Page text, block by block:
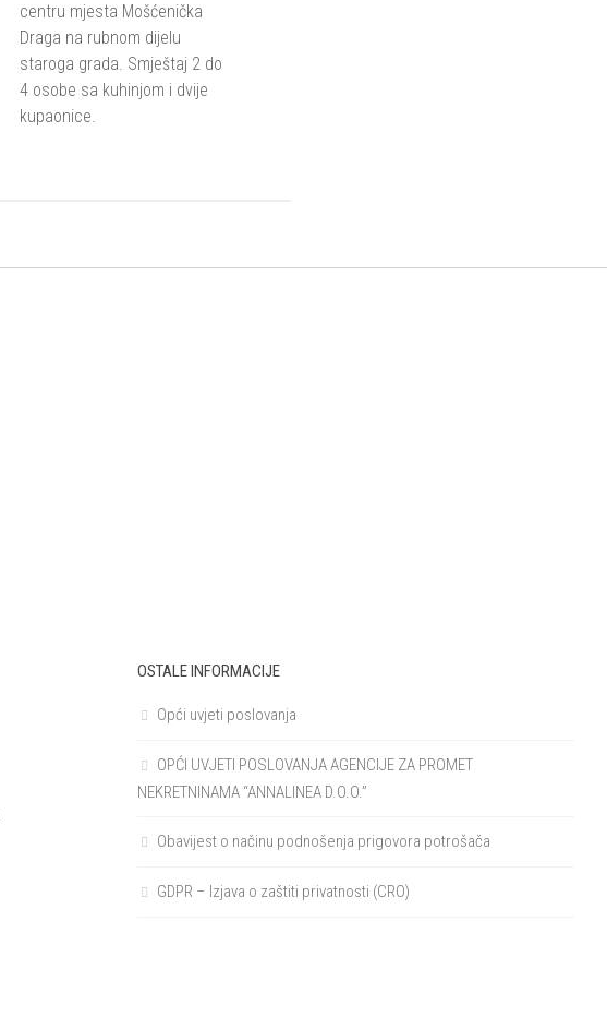
centru mjesta Mošćenička
Draga na rubnom dijelu
staroga grada. Smještaj 2 do
4 osobe sa kuhinjom i dvije
kupaonice.
OSTALE INFORMACIJE
Opći uvjeti poslovanja
OPĆI UVJETI POSLOVANJA AGENCIJE ZA PROMET
NEKRETNINAMA “ANNALINEA D.O.O.”
Obavijest o načinu podnošenja prigovora potrošača
GDPR – Izjava o zaštiti privatnosti (CRO)